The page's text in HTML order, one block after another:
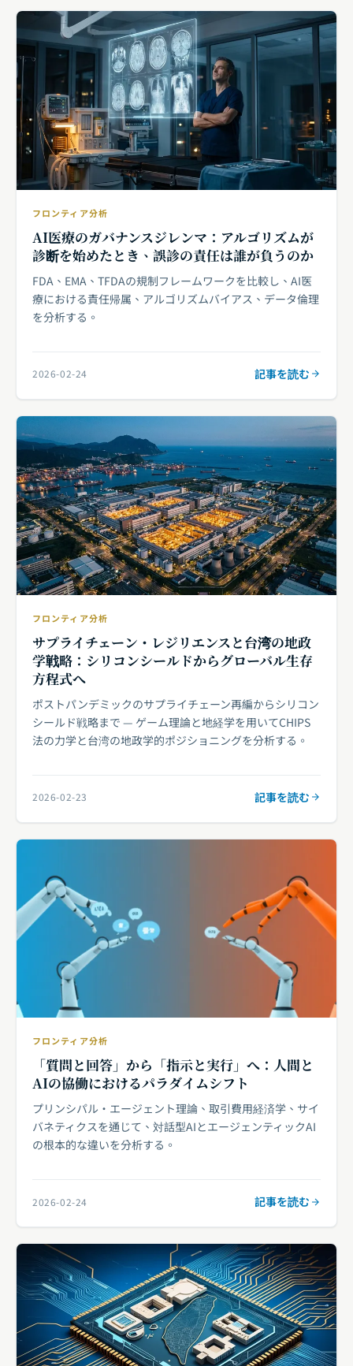
フロンティア分析
AI医療のガバナンスジレンマ：アルゴリズムが
診断を始めたとき、誤診の責任は誰が負うのか
FDA、EMA、TFDAの規制フレームワークを比較し、AI医
療における責任帰属、アルゴリズムバイアス、データ倫理
を分析する。
2026-02-24 記事を読む
フロンティア分析
サプライチェーン・レジリエンスと台湾の地政
学戦略：シリコンシールドからグローバル生存
方程式へ
ポストパンデミックのサプライチェーン再編からシリコン
シールド戦略まで — ゲーム理論と地経学を用いてCHIPS
法の力学と台湾の地政学的ポジショニングを分析する。
2026-02-23 記事を読む
フロンティア分析
「質問と回答」から「指示と実行」へ：人間と
AIの協働におけるパラダイムシフト
プリンシパル・エージェント理論、取引費用経済学、サイ
バネティクスを通じて、対話型AIとエージェンティックAI
の根本的な違いを分析する。
2026-02-24 記事を読む